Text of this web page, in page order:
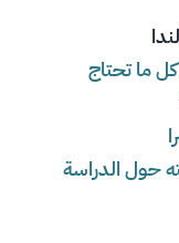
ما تحتاج
حول الدراسة